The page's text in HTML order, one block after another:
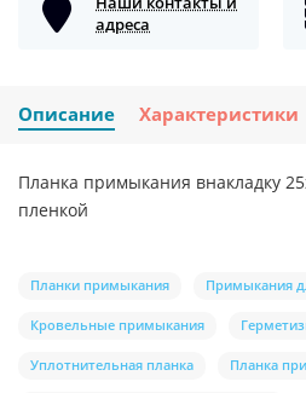
адреса
Описание Характеристики
Планка примыкания внакладку
пленкой
Планки примыкания Примыкания
Кровельные примыкания
Уплотнительная планка Планка